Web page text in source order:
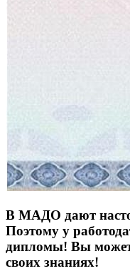
В МАДО дают
Поэтому у
дипломы! Вы
своих знаниях!